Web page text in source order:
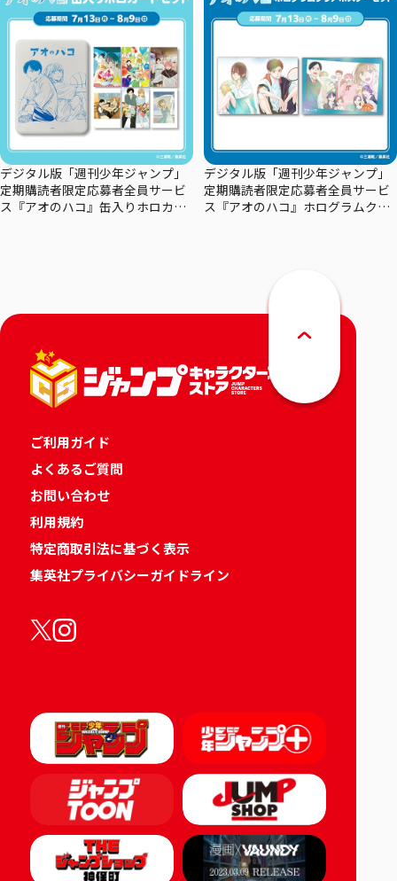
デジタル版「週刊少年ジャンプ」
定期購読者限定応募者全員サービ
ス『アオのハコ』缶入りホロカー
デジタル版「週刊少年ジャンプ」
定期購読者限定応募者全員サービ
ス『アオのハコ』ホログラムクリ
ご利用ガイド
よくあるご質問
お問い合わせ
利用規約
特定商取引法に基づく表示
集英社プライバシーガイドライン